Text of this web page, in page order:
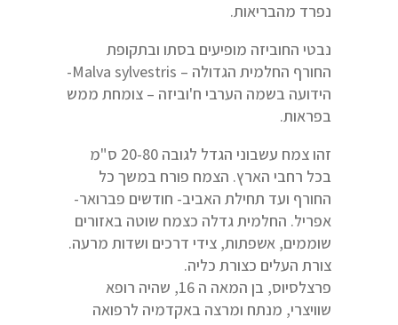
נפרד מהבריאות.
נבטי החוביזה מופיעים בסתו ובתקופת
החורף החלמית הגדולה – Malva sylvestris-
הידועה בשמה הערבי ח'וביזה – צומחת ממש
בפראות.
זהו צמח עשבוני הגדל לגובה 20-80 ס"מ
בכל רחבי הארץ. הצמח פורח במשך כל
החורף ועד תחילת האביב- חודשים פברואר-
אפריל. החלמית גדלה כצמח שוטה באזורים
שוממים, אשפתות, צידי דרכים ושדות מרעה.
צורת העלים כצורת כליה.
פרצלסיוס, בן המאה ה 16, שהיה רופא
שוויצרי, מנתח ומרצה באקדמיה לרפואה